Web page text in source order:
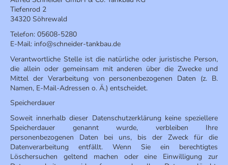
Tiefenrod 2
34320 Söhrewald
Telefon: 05608-5280
E-Mail: info@schneider-tankbau.de
Verantwortliche Stelle ist die natürliche oder juristische Person,
die allein oder gemeinsam mit anderen über die Zwecke und
Mittel der Verarbeitung von personenbezogenen Daten (z. B.
Namen, E-Mail-Adressen o. Ä.) entscheidet.
Speicherdauer
Soweit innerhalb dieser Datenschutzerklärung keine speziellere
Speicherdauer genannt wurde, verbleiben Ihre
personenbezogenen Daten bei uns, bis der Zweck für die
Datenverarbeitung entfällt. Wenn Sie ein berechtigtes
Löschersuchen geltend machen oder eine Einwilligung zur